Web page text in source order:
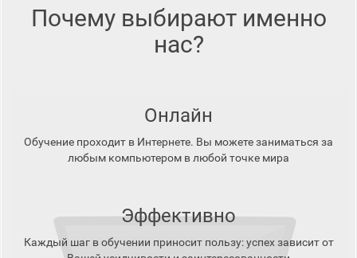
Почему выбирают именно
нас?
Онлайн
Обучение проходит в Интернете. Вы можете заниматься за
любым компьютером в любой точке мира
Эффективно
Каждый шаг в обучении приносит пользу: успех зависит от